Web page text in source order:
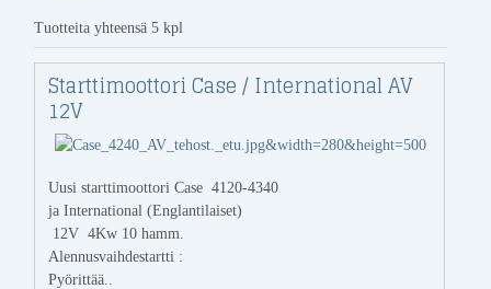
Tuotteita yhteensä 5 kpl
Starttimoottori Case / International AV
12V
Uusi starttimoottori Case 4120-4340
ja International (Englantilaiset)
12V 4Kw 10 hamm.
Alennusvaihdestartti :
Pyörittää..